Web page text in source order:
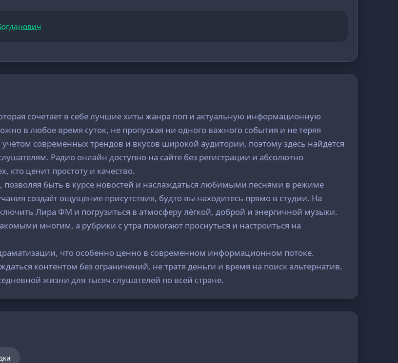
сочетает в себе лучшие хиты жанра поп и актуальную информационную
в любое время суток, не пропуская ни одного важного события и не теряя
современных трендов и вкусов широкой аудитории, поэтому здесь найдётся
Радио онлайн доступно на сайте без регистрации и абсолютно
кто ценит простоту и качество.
быть в курсе новостей и наслаждаться любимыми песнями в режиме
создаёт ощущение присутствия, будто вы находитесь прямо в студии. На
Лира ФМ и погрузиться в атмосферу лёгкой, доброй и энергичной музыки.
многим, а рубрики с утра помогают проснуться и настроиться на
что особенно ценно в современном информационном потоке.
контентом без ограничений, не тратя деньги и время на поиск альтернатив.
жизни для тысяч слушателей по всей стране.